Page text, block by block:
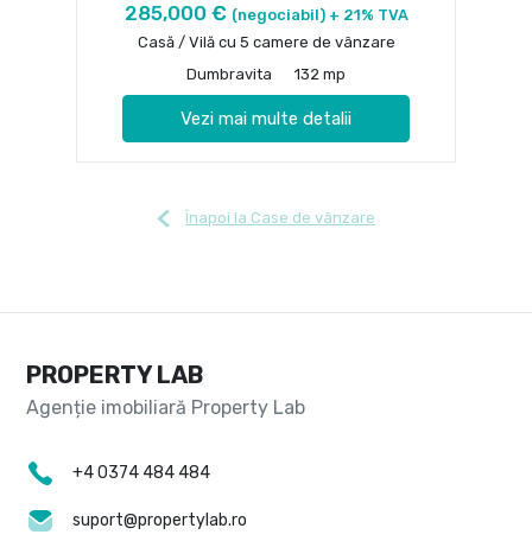
285,000 € (negociabil) + 21% TVA
Casă / Vilă cu 5 camere de vânzare
Dumbravita
132 mp
Vezi mai multe detalii
Înapoi la Case de vânzare
PROPERTY LAB
+4 0374 484 484
suport@propertylab.ro